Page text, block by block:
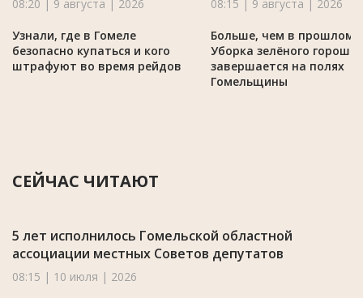
08:20 | 9 августа | 2026
Узнали, где в Гомеле
безопасно купаться и кого
штрафуют во время рейдов
08:15 | 9 августа | 2026
Больше, чем в прошлом
Уборка зелёного горошка
завершается на полях
Гомельщины
СЕЙЧАС ЧИТАЮТ
5 лет исполнилось Гомельской областной
ассоциации местных Советов депутатов
08:15 | 10 июля | 2026